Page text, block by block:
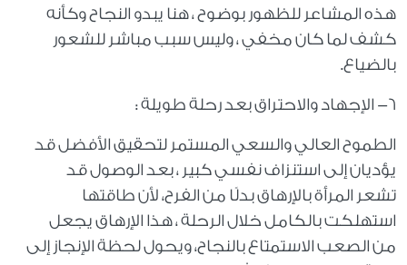
هذه المشاعر للظهور بوضوح ، هنا يبدو النجاح وكأنه
كشف لما كان مخفي ، وليس سبب مباشر للشعور
بالضياع.
٦- الإجهاد والاحتراق بعد رحلة طويلة :
الطموح العالي والسعي المستمر لتحقيق الأفضل قد
يؤديان إلى استنزاف نفسي كبير ، بعد الوصول قد
تشعر المرأة بالإرهاق بدلًا من الفرح، لأن طاقتها
استهلكت بالكامل خلال الرحلة ، هذا الإرهاق يجعل
من الصعب الاستمتاع بالنجاح، ويحول لحظة الإنجاز إلى